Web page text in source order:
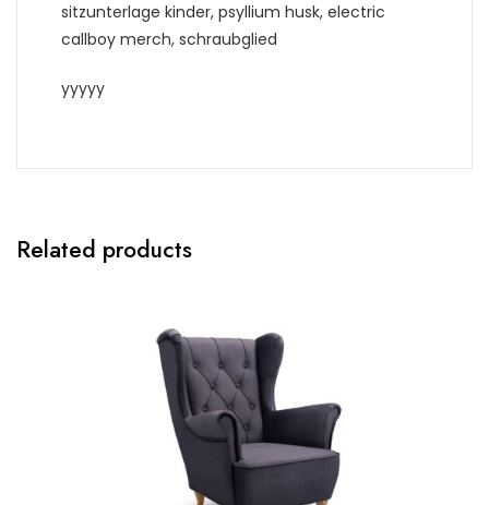
sitzunterlage kinder, psyllium husk, electric
callboy merch, schraubglied
yyyyy
Related products